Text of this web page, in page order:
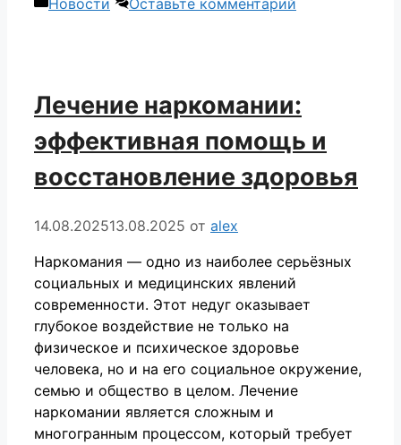
Лечение наркомании:
эффективная помощь и
восстановление здоровья
14.08.202513.08.2025 от alex
Наркомания — одно из наиболее серьёзных
социальных и медицинских явлений
современности. Этот недуг оказывает
глубокое воздействие не только на
физическое и психическое здоровье
человека, но и на его социальное окружение,
семью и общество в целом. Лечение
наркомании является сложным и
многогранным процессом, который требует